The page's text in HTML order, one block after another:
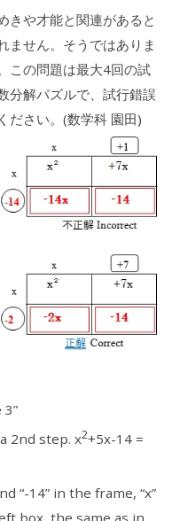
きや才能と関連があると
ません。そうではありま
この問題は最大4回の試
分解パズルで、試行錯誤
ださい。(数学科 園田)
2nd step. x2+5x-14 =
“-14” in the frame, “x”